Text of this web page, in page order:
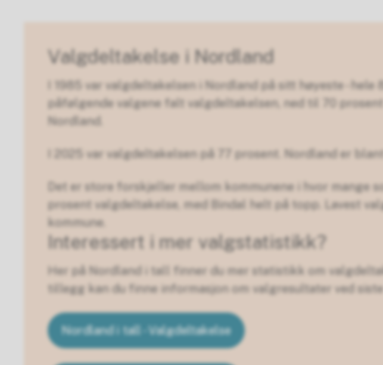
Valgdeltakelse i Nordland
I 1985 var valgdeltakelsen i Nordland på sitt høyeste -
påfølgende valgene falt valgdeltakelsen, ned til 70
Nordland.
I 2025 var valgdeltakelsen på 77 prosent. Nordland er
Det er store forskjeller mellom kommunene i hvor mange
prosent valgdeltakelse, med Bindal helt på topp. Lavest
kommune.
Interessert i mer valgstatistikk?
Her på Nordland i tall finner du mer statistikk om
tillegg kan du finne informasjon om valgresultater ved
Nordland i tall - Valgdeltakelse